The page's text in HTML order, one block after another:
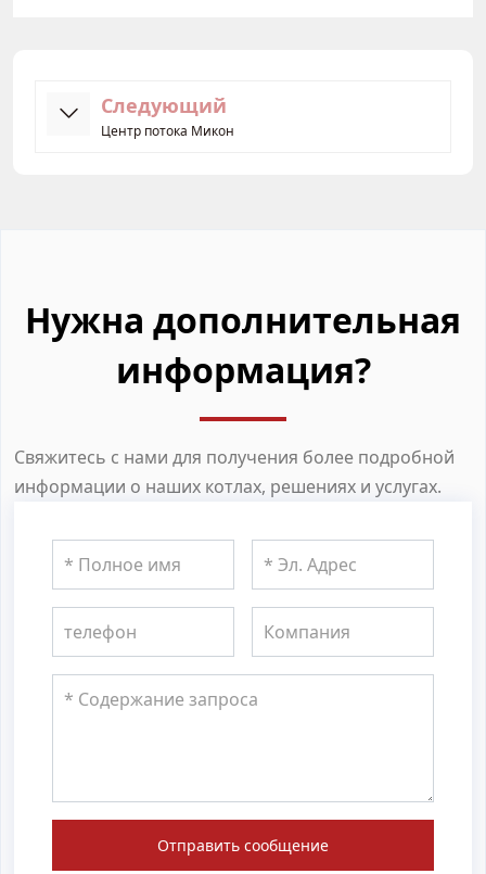
Следующий
Центр потока Микон
Нужна дополнительная
информация?
Свяжитесь с нами для получения более подробной
информации о наших котлах, решениях и услугах.
Отправить сообщение